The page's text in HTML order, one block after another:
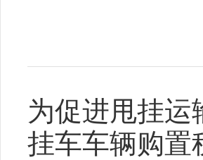
为促进甩挂运
挂车车辆购置